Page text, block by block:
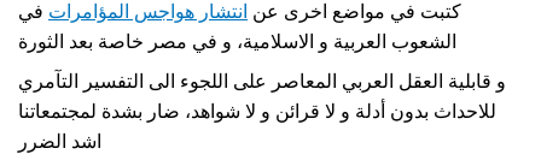
كتبت في مواضع اخرى عن انتشار هواجس المؤامرات في
الشعوب العربية و الاسلامية، و في مصر خاصة بعد الثورة
و قابلية العقل العربي المعاصر على اللجوء الى التفسير التآمري
للاحداث بدون أدلة و لا قرائن و لا شواهد، ضار بشدة لمجتمعاتنا
اشد الضرر